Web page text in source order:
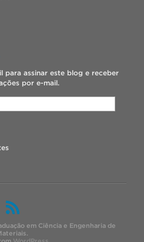
para assinar este blog e receber
por e-mail.
em Ciência e Engenharia de